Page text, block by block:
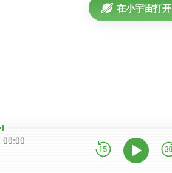
在小宇宙打开
00:00